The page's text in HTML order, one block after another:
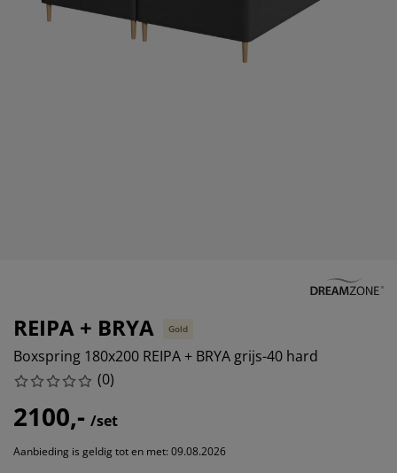
en accessoires
REIPA + BRYA Gold
Boxspring 180x200 REIPA + BRYA grijs-40 hard
(0)
2100,- /set
Aanbieding is geldig tot en met: 09.08.2026